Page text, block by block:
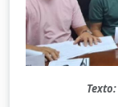
Texto: